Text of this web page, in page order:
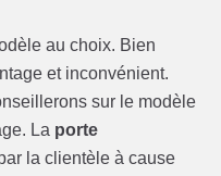
au choix. Bien
et inconvénient.
sur le modèle
La porte
la clientèle à cause